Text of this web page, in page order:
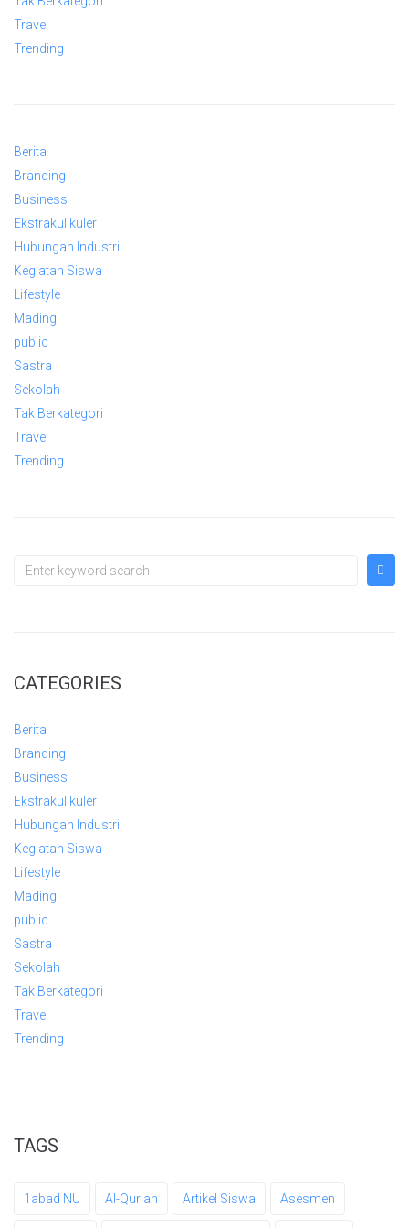
Travel
Trending
Berita
Branding
Business
Ekstrakulikuler
Hubungan Industri
Kegiatan Siswa
Lifestyle
Mading
public
Sastra
Sekolah
Tak Berkategori
Travel
Trending
CATEGORIES
Berita
Branding
Business
Ekstrakulikuler
Hubungan Industri
Kegiatan Siswa
Lifestyle
Mading
public
Sastra
Sekolah
Tak Berkategori
Travel
Trending
TAGS
1abad NU Al-Qur'an Artikel Siswa Asesmen